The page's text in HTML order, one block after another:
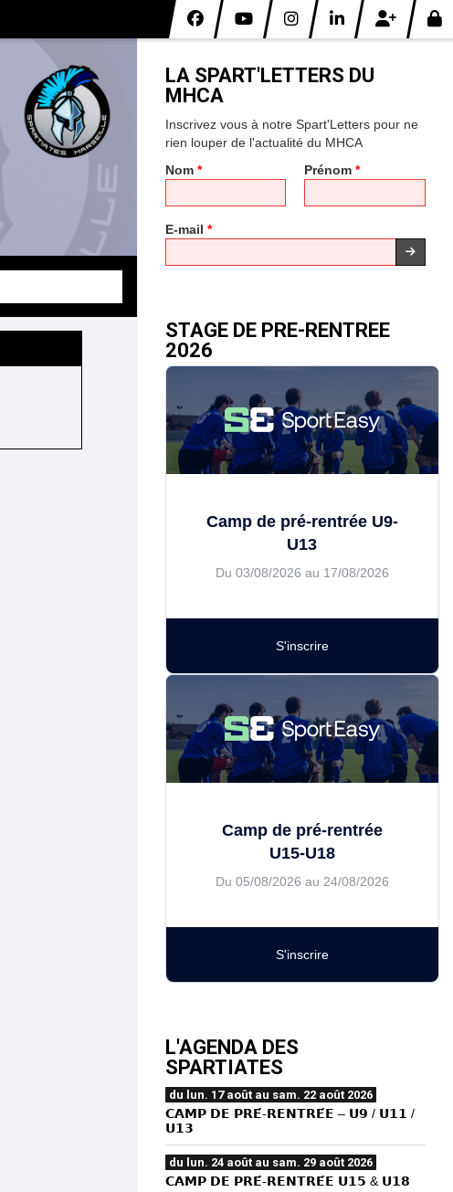
LA SPART'LETTERS DU
MHCA
Inscrivez vous à notre Spart'Letters pour ne
rien louper de l'actualité du MHCA
Nom * Prénom*
E-mail *
STAGE DE PRE-RENTREE
2026
Camp de pré-rentrée U9-
U13
Du 03/08/2026 au 17/08/2026
S'inscrire
Camp de pré-rentrée
U15-U18
Du 05/08/2026 au 24/08/2026
S'inscrire
L'AGENDA DES
SPARTIATES
du lun. 17 août au sam. 22 août 2026
𝗖𝗔𝗠𝗣 𝗗𝗘 𝗣𝗥𝗘́-𝗥𝗘𝗡𝗧𝗥𝗘́𝗘 – 𝗨𝟵 / 𝗨𝟭𝟭 /
𝗨𝟭𝟯
du lun. 24 août au sam. 29 août 2026
𝗖𝗔𝗠𝗣 𝗗𝗘 𝗣𝗥𝗘́-𝗥𝗘𝗡𝗧𝗥𝗘́𝗘 𝗨𝟭𝟱 & 𝗨𝟭𝟴